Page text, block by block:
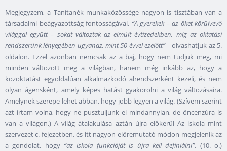
Megjegyzem, a Tanítanék munkaközössége nagyon is tisztában van a
társadalmi beágyazottság fontosságával. “A gyerekek – az őket körülvevő
világgal együtt – sokat változtak az elmúlt évtizedekben, míg az oktatási
rendszerünk lényegében ugyanaz, mint 50 évvel ezelőtt”– olvashatjuk az 5.
oldalon. Ezzel azonban nemcsak az a baj, hogy nem tudjuk meg, mi
minden változott meg a világban, hanem még inkább az, hogy a
közoktatást egyoldalúan alkalmazkodó alrendszerként kezeli, és nem
olyan ágensként, amely képes hatást gyakorolni a világ változásaira.
Amelynek szerepe lehet abban, hogy jobb legyen a világ. (Szívem szerint
azt írtam volna, hogy ne pusztuljunk el mindannyian, de öncenzúra is
van a világon.) A világ átalakulása aztán újra előkerül Az iskola mint
szervezet c. fejezetben, és itt nagyon előremutató módon megjelenik az
a gondolat, hogy “az iskola funkcióját is újra kell definiálni”. (10. o.)